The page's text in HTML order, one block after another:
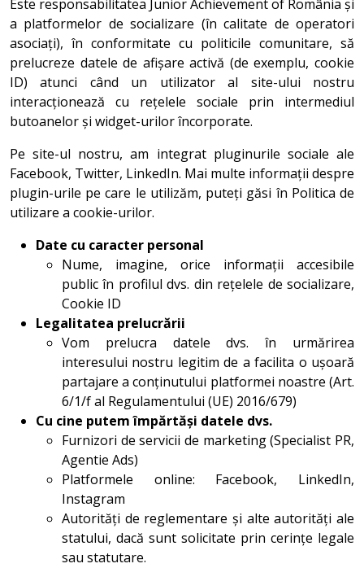
Este responsabilitatea Junior Achievement of România și
a platformelor de socializare (în calitate de operatori
asociați), în conformitate cu politicile comunitare, să
prelucreze datele de afișare activă (de exemplu, cookie
ID) atunci când un utilizator al site-ului nostru
interacționează cu rețelele sociale prin intermediul
butoanelor și widget-urilor încorporate.
Pe site-ul nostru, am integrat pluginurile sociale ale
Facebook, Twitter, LinkedIn. Mai multe informații despre
plugin-urile pe care le utilizăm, puteți găsi în Politica de
utilizare a cookie-urilor.
Date cu caracter personal
Nume, imagine, orice informații accesibile
public în profilul dvs. din rețelele de socializare,
Cookie ID
Legalitatea prelucrării
Vom prelucra datele dvs. în urmărirea
interesului nostru legitim de a facilita o ușoară
partajare a conținutului platformei noastre (Art.
6/1/f al Regulamentului (UE) 2016/679)
Cu cine putem împărtăși datele dvs.
Furnizori de servicii de marketing (Specialist PR,
Agentie Ads)
Platformele online: Facebook, LinkedIn,
Instagram
Autorități de reglementare și alte autorități ale
statului, dacă sunt solicitate prin cerințe legale
sau statutare.